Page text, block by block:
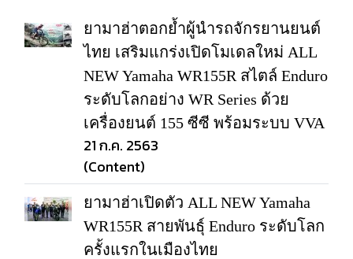
ยามาฮ่าตอกย้ำผู้นำรถจักรยานยนต์
ไทย เสริมแกร่งเปิดโมเดลใหม่ ALL
NEW Yamaha WR155R สไตล์ Enduro
ระดับโลกอย่าง WR Series ด้วย
เครื่องยนต์ 155 ซีซี พร้อมระบบ VVA
21 ก.ค. 2563
(Content)
ยามาฮ่าเปิดตัว ALL NEW Yamaha
WR155R สายพันธุ์ Enduro ระดับโลก
ครั้งแรกในเมืองไทย